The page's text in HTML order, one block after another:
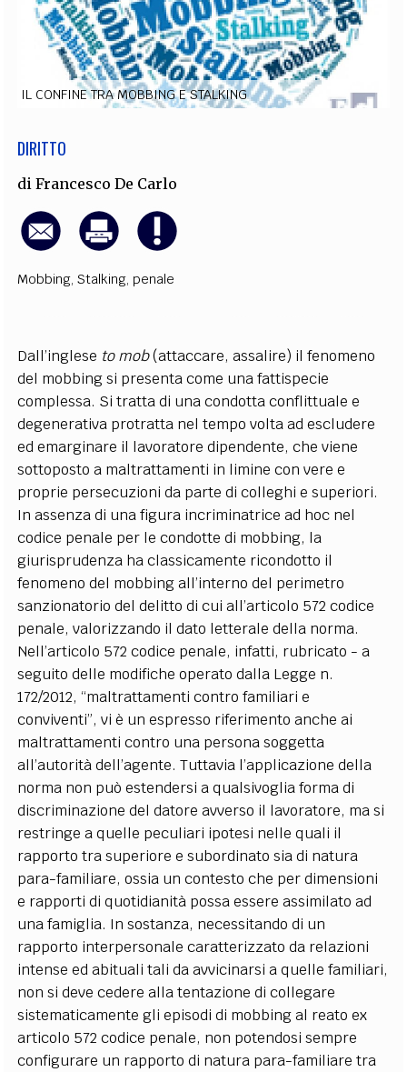
EXTRA
CODICI RUBRICHE LIBRI PROCEEDINGS PUBBLICITÀ CONTATTI
SOCIAL MEDIA
IL CONFINE TRA MOBBING E STALKING
DIRITTO
diFrancesco De Carlo
Mobbing,Stalking, penale
Dall’inglese to mob(attaccare, assalire) il fenomeno
del mobbing si presenta come una fattispecie
complessa. Si tratta di una condotta conflittuale e
degenerativa protratta nel tempo volta ad escludere
ed emarginare il lavoratore dipendente, che viene
sottoposto a maltrattamenti in limine con vere e
proprie persecuzioni da parte di colleghi e superiori.
In assenza di una figura incriminatrice ad hoc nel
codice penale per le condotte di mobbing, la
giurisprudenza ha classicamente ricondotto il
fenomeno del mobbing all’interno del perimetro
sanzionatorio del delitto di cui all’articolo 572 codice
penale, valorizzando il dato letterale della norma.
Nell’articolo 572 codice penale, infatti, rubricato - a
seguito delle modifiche operato dalla Legge n.
172/2012, “maltrattamenti contro familiari e
conviventi”, vi è un espresso riferimento anche ai
maltrattamenti contro una persona soggetta
all’autorità dell’agente. Tuttavia l’applicazione della
norma non può estendersi a qualsivoglia forma di
discriminazione del datore avverso il lavoratore, ma si
restringe a quelle peculiari ipotesi nelle quali il
rapporto tra superiore e subordinato sia di natura
para-familiare, ossia un contesto che per dimensioni
e rapporti di quotidianità possa essere assimilato ad
una famiglia. In sostanza, necessitando di un
rapporto interpersonale caratterizzato da relazioni
intense ed abituali tali da avvicinarsi a quelle familiari,
non si deve cedere alla tentazione di collegare
sistematicamente gli episodi di mobbing al reato ex
articolo 572 codice penale, non potendosi sempre
configurare un rapporto di natura para-familiare tra